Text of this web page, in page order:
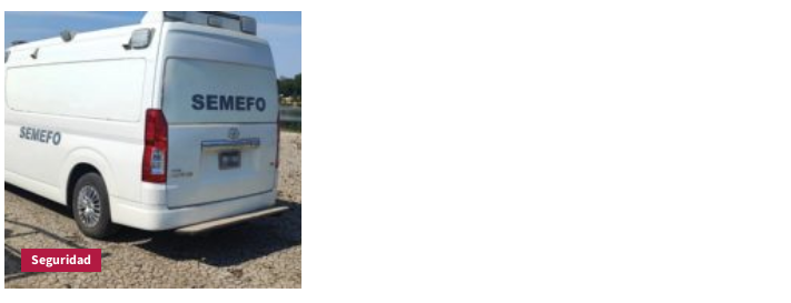
implicado
linchamiento
la
SSC
en
Zacatelco
Seguridad